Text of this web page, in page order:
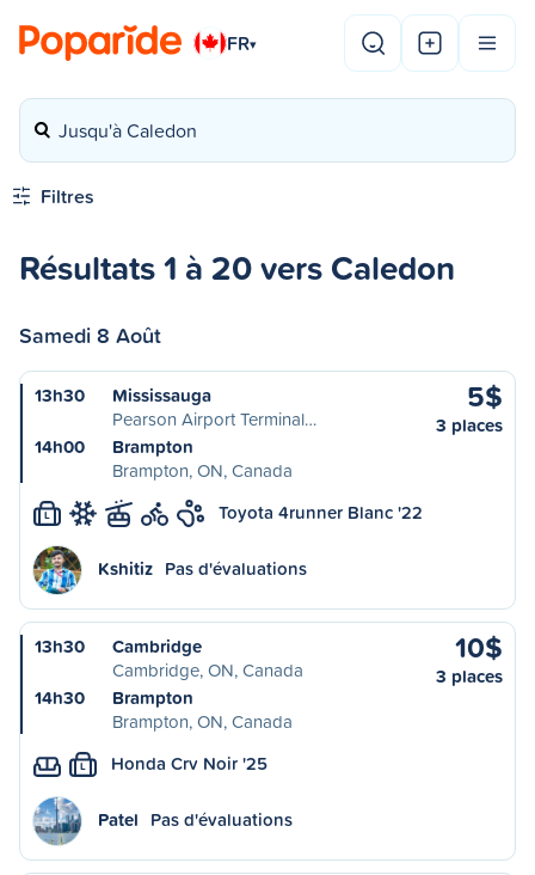
FR▾
Jusqu'à Caledon
Filtres
Résultats 1 à 20 vers Caledon
Samedi 8 Août
13h30
Mississauga
Pearson Airport Terminal…
14h00
Brampton
Brampton, ON, Canada
5$
3 places
L Toyota 4runner Blanc '22
Kshitiz Pas d'évaluations
13h30
Cambridge
Cambridge, ON, Canada
14h30
Brampton
Brampton, ON, Canada
10$
3 places
L Honda Crv Noir '25
Patel Pas d'évaluations